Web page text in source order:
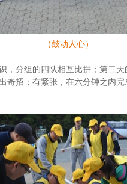
（鼓动人心）
分组的四队相互比拼；第二
招；有紧张，在六分钟之内